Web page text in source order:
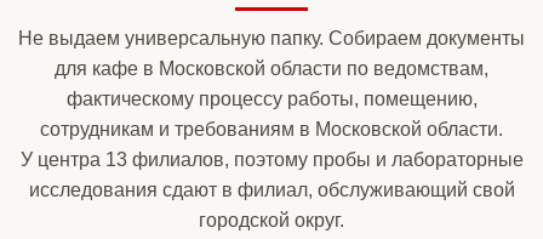
Не выдаем универсальную папку. Собираем документы
для кафе в Московской области по ведомствам,
фактическому процессу работы, помещению,
сотрудникам и требованиям в Московской области.
У центра 13 филиалов, поэтому пробы и лабораторные
исследования сдают в филиал, обслуживающий свой
городской округ.